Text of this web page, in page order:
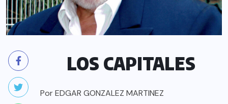
LOS CAPITALES
Por EDGAR GONZALEZ MARTINEZ